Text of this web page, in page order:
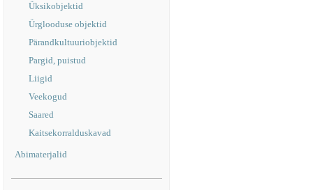
Üksikobjektid
Ürglooduse objektid
Pärandkultuuriobjektid
Pargid, puistud
Liigid
Veekogud
Saared
Kaitsekorralduskavad
Abimaterjalid